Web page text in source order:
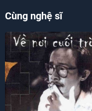
Cùng nghệ sĩ